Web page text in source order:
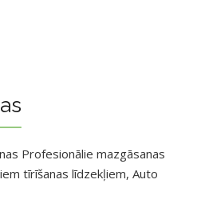
Profesionālie mazgāsanas
tīrīšanas līdzekļiem, Auto